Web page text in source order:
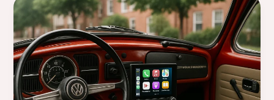
voitures
guide
complet
pour
bien
choisir